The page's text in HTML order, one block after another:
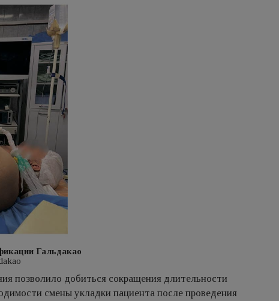
Гальдакао
позволило добиться сокращения длительности
смены укладки пациента после проведения